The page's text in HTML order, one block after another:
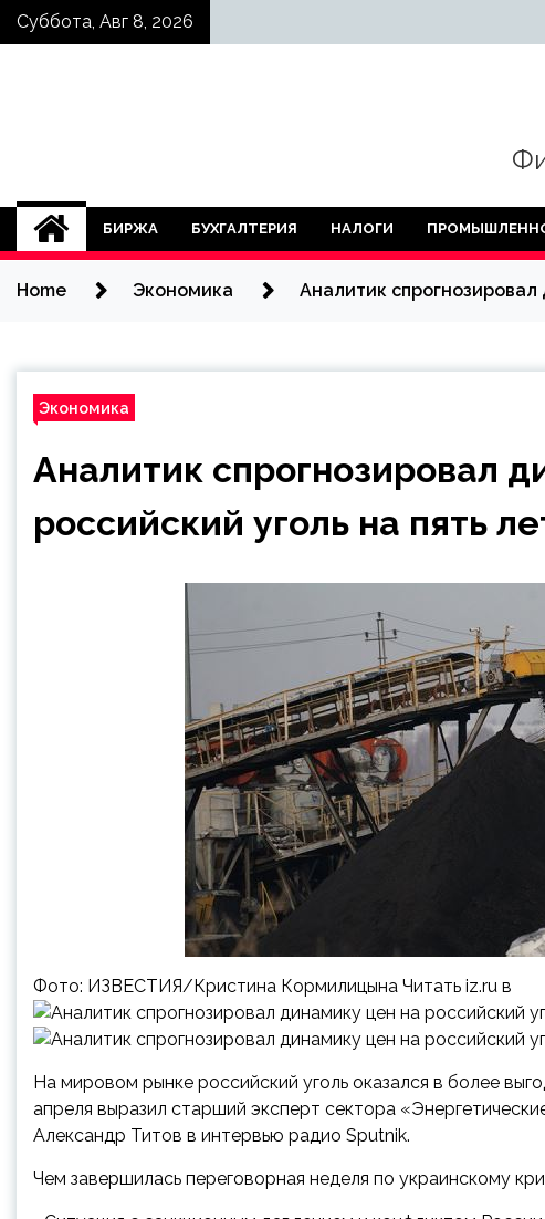
SkipСуббота, Авг 8, 2026
БИРЖА БУХГАЛТЕРИЯ НАЛОГИ
Home Экономика Аналитик спрогнозировал
Экономика
Аналитик спрогнозировал
российский уголь на пять
Фото: ИЗВЕСТИЯ/Кристина Кормилицына Читать iz.ru в
На мировом рынке российский уголь оказался в более
апреля выразил старший эксперт сектора
Александр Титов в интервью радио Sputnik.
Чем завершилась переговорная неделя по украинскому